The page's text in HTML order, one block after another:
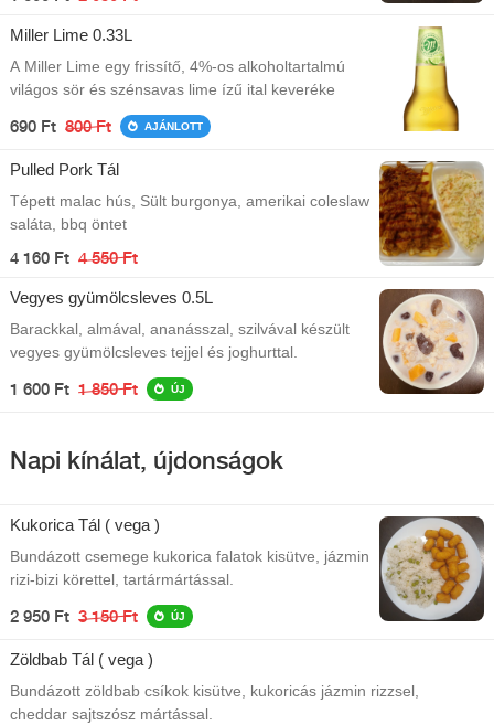
Miller Lime 0.33L
A Miller Lime egy frissítő, 4%-os alkoholtartalmú
világos sör és szénsavas lime ízű ital keveréke
690 Ft 800 Ft AJÁNLOTT
Pulled Pork Tál
Tépett malac hús, Sült burgonya, amerikai coleslaw
saláta, bbq öntet
4 160 Ft 4 550 Ft
Vegyes gyümölcsleves 0.5L
Barackkal, almával, ananásszal, szilvával készült
vegyes gyümölcsleves tejjel és joghurttal.
1 600 Ft 1 850 Ft ÚJ
Napi kínálat, újdonságok
Kukorica Tál ( vega )
Bundázott csemege kukorica falatok kisütve, jázmin
rizi-bizi körettel, tartármártással.
2 950 Ft 3 150 Ft ÚJ
Zöldbab Tál ( vega )
Bundázott zöldbab csíkok kisütve, kukoricás jázmin rizzsel,
cheddar sajtszósz mártással.